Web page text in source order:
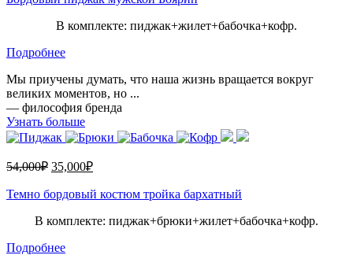
В комплекте: пиджак+жилет+бабочка+кофр.
Подробнее
Мы приучены думать, что наша жизнь вращается вокруг
великих моментов, но ...
— философия бренда
Узнать больше
54,000₽ 35,000₽
Темно бордовый костюм тройка бархатный
В комплекте: пиджак+брюки+жилет+бабочка+кофр.
Подробнее